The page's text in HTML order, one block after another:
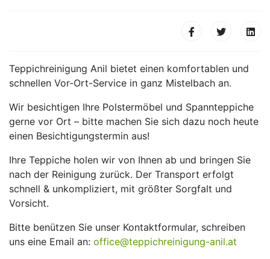
Teppichreinigung Anil bietet einen komfortablen und
schnellen Vor-Ort-Service in ganz Mistelbach an.
Wir besichtigen Ihre Polstermöbel und Spannteppiche
gerne vor Ort – bitte machen Sie sich dazu noch heute
einen Besichtigungstermin aus!
Ihre Teppiche holen wir von Ihnen ab und bringen Sie
nach der Reinigung zurück. Der Transport erfolgt
schnell & unkompliziert, mit größter Sorgfalt und
Vorsicht.
Bitte benützen Sie unser Kontaktformular, schreiben
uns eine Email an: office@teppichreinigung-anil.at